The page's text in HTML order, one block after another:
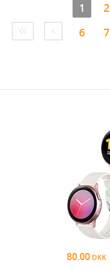
1 2
6
7
80.00 DKK